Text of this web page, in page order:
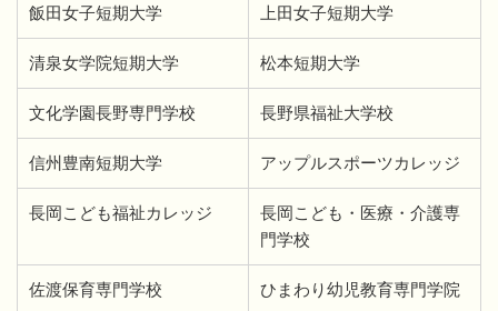
飯田女子短期大学 上田女子短期大学
清泉女学院短期大学 松本短期大学
文化学園長野専門学校 長野県福祉大学校
信州豊南短期大学 アップルスポーツカレッジ
長岡こども福祉カレッジ
長岡こども・医療・介護専
門学校
佐渡保育専門学校 ひまわり幼児教育専門学院